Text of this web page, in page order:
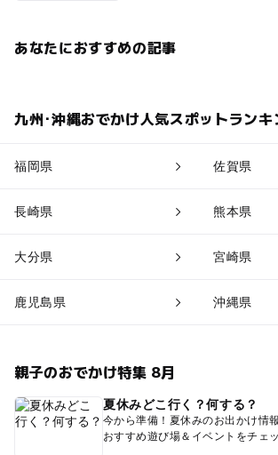
あなたにおすすめの記事
九州･沖縄おでかけ人気スポットランキ
福岡県 佐賀県
長崎県 熊本県
大分県 宮崎県
鹿児島県 沖縄県
親子のおでかけ特集 8月
夏休みどこ行く？何する？
今から準備！夏休みのお出かけ情
おすすめ遊び場＆イベントをチェ